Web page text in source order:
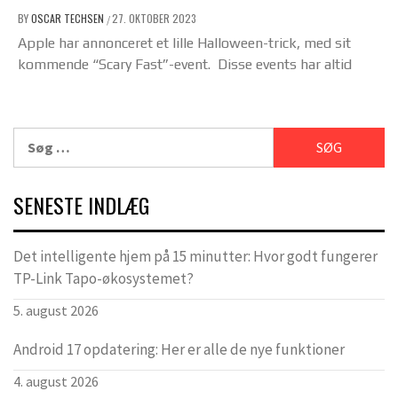
BYOSCAR TECHSEN /27. OKTOBER 2023
Apple har annonceret et lille Halloween-trick, med sit
kommende “Scary Fast”-event. Disse events har altid
efter:
SENESTE INDLÆG
Det intelligente hjem på 15 minutter: Hvor godt fungerer
TP-Link Tapo-økosystemet?
5. august 2026
Android 17 opdatering: Her er alle de nye funktioner
4. august 2026